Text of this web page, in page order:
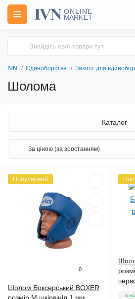
IVN Єдиноборства Захист для
Шолома
Каталог
Популярний
0
Шолом Боксерський BOXER
в